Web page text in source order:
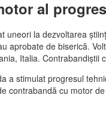
al
uneori la dezvoltarea
aprobate de biserică.
Italia. Contrabandiștii
a stimulat progresul
contrabandă cu motor